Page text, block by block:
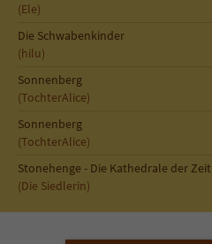
(Ele)
Die Schwabenkinder
(hilu)
Sonnenberg
(TochterAlice)
Sonnenberg
(TochterAlice)
Stonehenge - Die Kathedrale der Zeit
(Die Siedlerin)